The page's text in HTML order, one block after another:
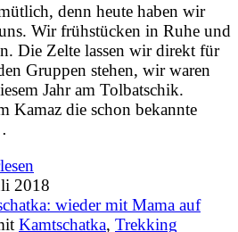
denn heute haben wir
Wir frühstücken in Ruhe und
Die Zelte lassen wir direkt für
Gruppen stehen, wir waren
Jahr am Tolbatschik.
Kamaz die schon bekannte
2018
wieder mit Mama auf
Kamtschatka, Trekking